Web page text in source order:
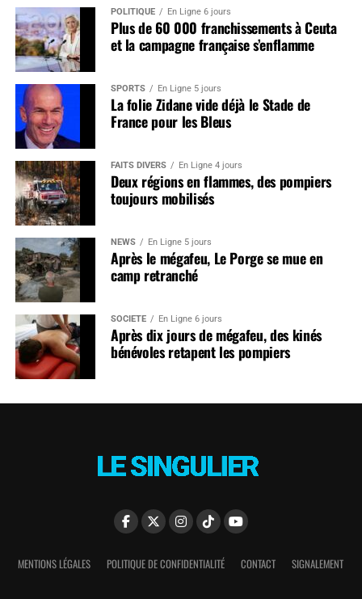
POLITIQUE En Ligne 6 jours
Plus de 60 000 franchissements à Ceuta
et la campagne française s’enflamme
SPORTS En Ligne 5 jours
La folie Zidane vide déjà le Stade de
France pour les Bleus
FAITS DIVERS En Ligne 4 jours
Deux régions en flammes, des pompiers
toujours mobilisés
NEWS En Ligne 5 jours
Après le mégafeu, Le Porge se mue en
camp retranché
SOCIÉTÉ En Ligne 6 jours
Après dix jours de mégafeu, des kinés
bénévoles retapent les pompiers
MENTIONS LÉGALES POLITIQUE DE CONFIDENTIALITÉ CONTACT SIGNALEMENT